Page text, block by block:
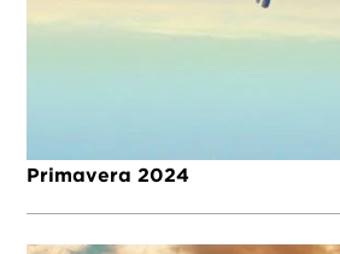
Primavera 2024